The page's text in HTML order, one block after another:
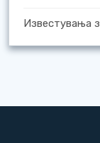
Известувања